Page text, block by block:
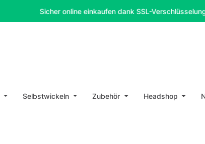
Sicher online einkaufen dank SSL-Verschlüsselung
Selbstwickeln Zubehör Headshop